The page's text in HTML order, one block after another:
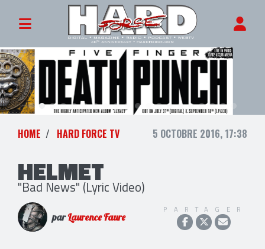
HOME HARD FORCE TV 5 OCTOBRE 2016, 17:38
HELMET
"Bad News" (Lyric Video)
parLaurence Faure
PARTAGER